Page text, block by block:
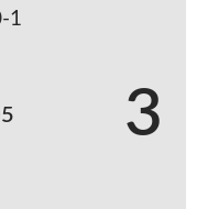
1
3